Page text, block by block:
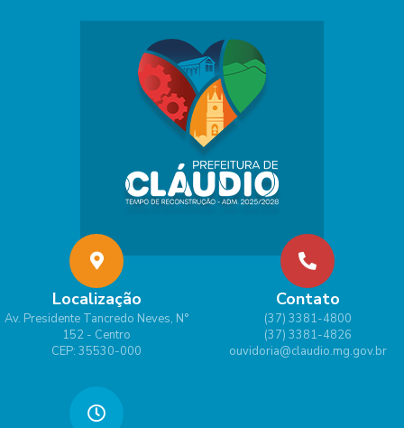
Localização
Av. Presidente Tancredo Neves, N°
152 - Centro
CEP: 35530-000
Contato
(37) 3381-4800
(37) 3381-4826
ouvidoria@claudio.mg.gov.br